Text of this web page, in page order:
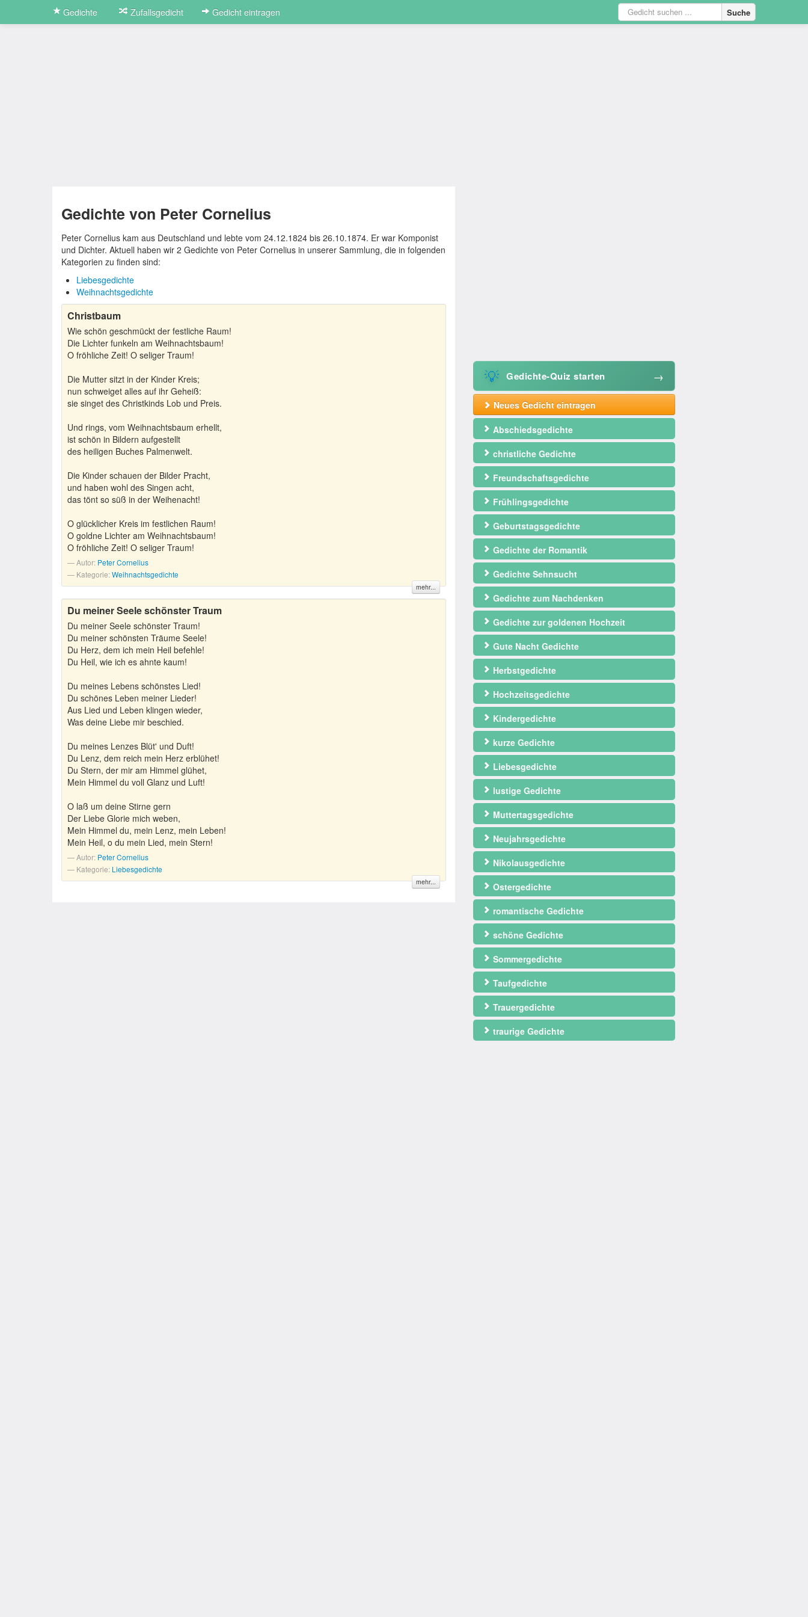
Gedichte Zufallsgedicht Gedicht eintragen Suche
Gedichte von Peter Cornelius
Peter Cornelius kam aus Deutschland und lebte vom 24.12.1824 bis 26.10.1874. Er war Komponist
und Dichter. Aktuell haben wir 2 Gedichte von Peter Cornelius in unserer Sammlung, die in folgenden
Kategorien zu finden sind:
Liebesgedichte
Weihnachtsgedichte
Christbaum
Wie schön geschmückt der festliche Raum!
Die Lichter funkeln am Weihnachtsbaum!
O fröhliche Zeit! O seliger Traum!
Die Mutter sitzt in der Kinder Kreis;
nun schweiget alles auf ihr Geheiß:
sie singet des Christkinds Lob und Preis.
Und rings, vom Weihnachtsbaum erhellt,
ist schön in Bildern aufgestellt
des heiligen Buches Palmenwelt.
Die Kinder schauen der Bilder Pracht,
und haben wohl des Singen acht,
das tönt so süß in der Weihenacht!
O glücklicher Kreis im festlichen Raum!
O goldne Lichter am Weihnachtsbaum!
O fröhliche Zeit! O seliger Traum!
Autor: Peter Cornelius
Kategorie:Weihnachtsgedichte
mehr...
Du meiner Seele schönster Traum
Du meiner Seele schönster Traum!
Du meiner schönsten Träume Seele!
Du Herz, dem ich mein Heil befehle!
Du Heil, wie ich es ahnte kaum!
Du meines Lebens schönstes Lied!
Du schönes Leben meiner Lieder!
Aus Lied und Leben klingen wieder,
Was deine Liebe mir beschied.
Du meines Lenzes Blüt' und Duft!
Du Lenz, dem reich mein Herz erblühet!
Du Stern, der mir am Himmel glühet,
Mein Himmel du voll Glanz und Luft!
O laß um deine Stirne gern
Der Liebe Glorie mich weben,
Mein Himmel du, mein Lenz, mein Leben!
Mein Heil, o du mein Lied, mein Stern!
Autor: Peter Cornelius
Kategorie: Liebesgedichte
mehr...
💡 Gedichte-Quiz starten →
Neues Gedicht eintragen
Abschiedsgedichte
christliche Gedichte
Freundschaftsgedichte
Frühlingsgedichte
Geburtstagsgedichte
Gedichte der Romantik
Gedichte Sehnsucht
Gedichte zum Nachdenken
Gedichte zur goldenen Hochzeit
Gute Nacht Gedichte
Herbstgedichte
Hochzeitsgedichte
Kindergedichte
kurze Gedichte
Liebesgedichte
lustige Gedichte
Muttertagsgedichte
Neujahrsgedichte
Nikolausgedichte
Ostergedichte
romantische Gedichte
schöne Gedichte
Sommergedichte
Taufgedichte
Trauergedichte
traurige Gedichte